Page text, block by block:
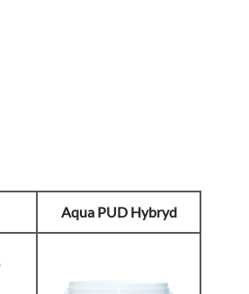
Aqua PUD Hybryd